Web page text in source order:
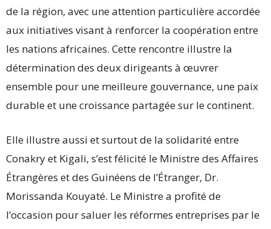
de la région, avec une attention particulière accordée
aux initiatives visant à renforcer la coopération entre
les nations africaines. Cette rencontre illustre la
détermination des deux dirigeants à œuvrer
ensemble pour une meilleure gouvernance, une paix
durable et une croissance partagée sur le continent.
Elle illustre aussi et surtout de la solidarité entre
Conakry et Kigali, s’est félicité le Ministre des Affaires
Étrangères et des Guinéens de l’Étranger, Dr.
Morissanda Kouyaté. Le Ministre a profité de
l’occasion pour saluer les réformes entreprises par le